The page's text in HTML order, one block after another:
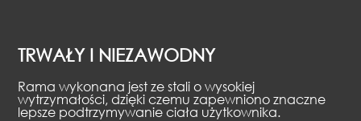
TRWAŁY I NIEZAWODNY
Rama wykonana jest ze stali o wysokiej
wytrzymałości, dzięki czemu zapewniono znaczne
lepsze podtrzymywanie ciała użytkownika.